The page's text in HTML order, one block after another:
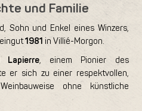
und Familie
Sohn und Enkel eines Winzers,
1981 in Villié-Morgon.
Lapierre, einem Pionier des
er sich zu einer respektvollen,
ohne künstliche